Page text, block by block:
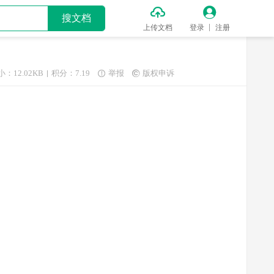
搜文档 
上传文档

登录 注册
：12.02KB 积分：7.19  举报  版权申诉